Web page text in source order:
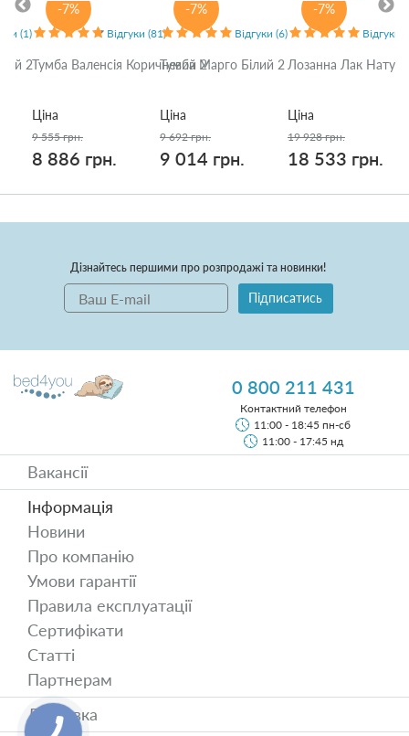
-7%
(1)
2
-7%
Відгуки (81)
Тумба Валенсія Коричневий 2
Ціна
9 555 грн.
8 886 грн.
-7%
Відгуки (6)
Тумба Марго Білий 2
Ціна
9 692 грн.
9 014 грн.
Відгуки
Лозанна Лак
Ціна
19 928 грн.
18 533 грн.
Дізнайтесь першими про розпродажі та новинки!
Підписатись
0 800 211 431
Контактний телефон
11:00 - 18:45 пн-сб
11:00 - 17:45 нд
Вакансії
Інформація
Новини
Про компанію
Умови гарантії
Правила експлуатації
Сертифікати
Статті
Партнерам
Доставка